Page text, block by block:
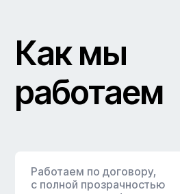
Как мы
работаем
Работаем по договору,
с полной прозрачностью